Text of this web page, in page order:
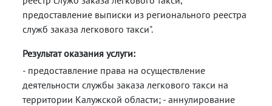
предоставление выписки из регионального реестра
служб заказа легкового такси".
Результат оказания услуги:
- предоставление права на осуществление
деятельности службы заказа легкового такси на
территории Калужской области; - аннулирование